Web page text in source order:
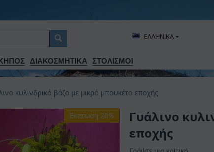
ΔΙΑΚΟΣΜΗΤΙΚA ΣΤΟΛΙΣΜΟΙ
ΕΛΛΗΝΙΚΑ
κυλινδρικό βάζο με μικρό μπουκέτο εποχής
Έκπτωση 20%
Γυάλινο
εποχής